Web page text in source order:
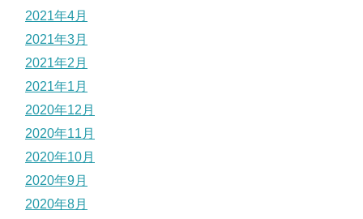
2021年4月
2021年3月
2021年2月
2021年1月
2020年12月
2020年11月
2020年10月
2020年9月
2020年8月